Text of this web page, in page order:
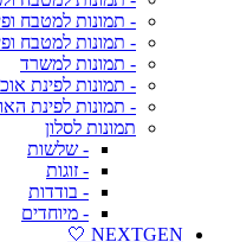
- תמונות למטבח
- תמונות למטבח
- תמונות למשרד
- תמונות לפינת
- תמונות לפינת
תמונות לסלון
- שלשות
- זוגות
- בודדות
- מיוחדים
NEXTGEN 🤍